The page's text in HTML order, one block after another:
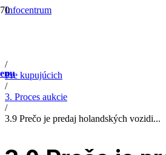
Infocentrum
/
Pre kupujúcich
/
3. Proces aukcie
/
3.9 Prečo je predaj holandských vozidi...